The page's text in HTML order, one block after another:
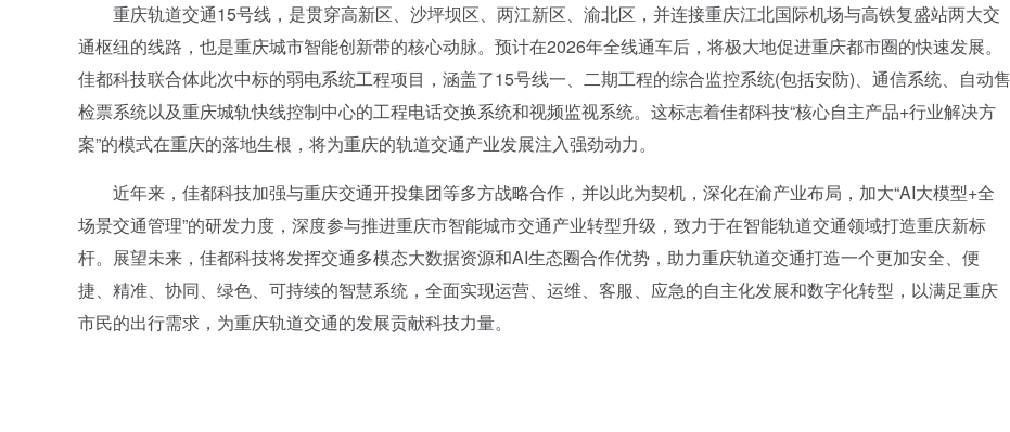
重庆轨道交通15号线，是贯穿高新区、沙坪坝区、两江新区、渝北区，并连接重庆江北国际机场与高铁复盛站两大交
通枢纽的线路，也是重庆城市智能创新带的核心动脉。预计在2026年全线通车后，将极大地促进重庆都市圈的快速发展。
佳都科技联合体此次中标的弱电系统工程项目，涵盖了15号线一、二期工程的综合监控系统(包括安防)、通信系统、自动售
检票系统以及重庆城轨快线控制中心的工程电话交换系统和视频监视系统。这标志着佳都科技“核心自主产品+行业解决方
案”的模式在重庆的落地生根，将为重庆的轨道交通产业发展注入强劲动力。
近年来，佳都科技加强与重庆交通开投集团等多方战略合作，并以此为契机，深化在渝产业布局，加大“AI大模型+全
场景交通管理”的研发力度，深度参与推进重庆市智能城市交通产业转型升级，致力于在智能轨道交通领域打造重庆新标
杆。展望未来，佳都科技将发挥交通多模态大数据资源和AI生态圈合作优势，助力重庆轨道交通打造一个更加安全、便
捷、精准、协同、绿色、可持续的智慧系统，全面实现运营、运维、客服、应急的自主化发展和数字化转型，以满足重庆
市民的出行需求，为重庆轨道交通的发展贡献科技力量。